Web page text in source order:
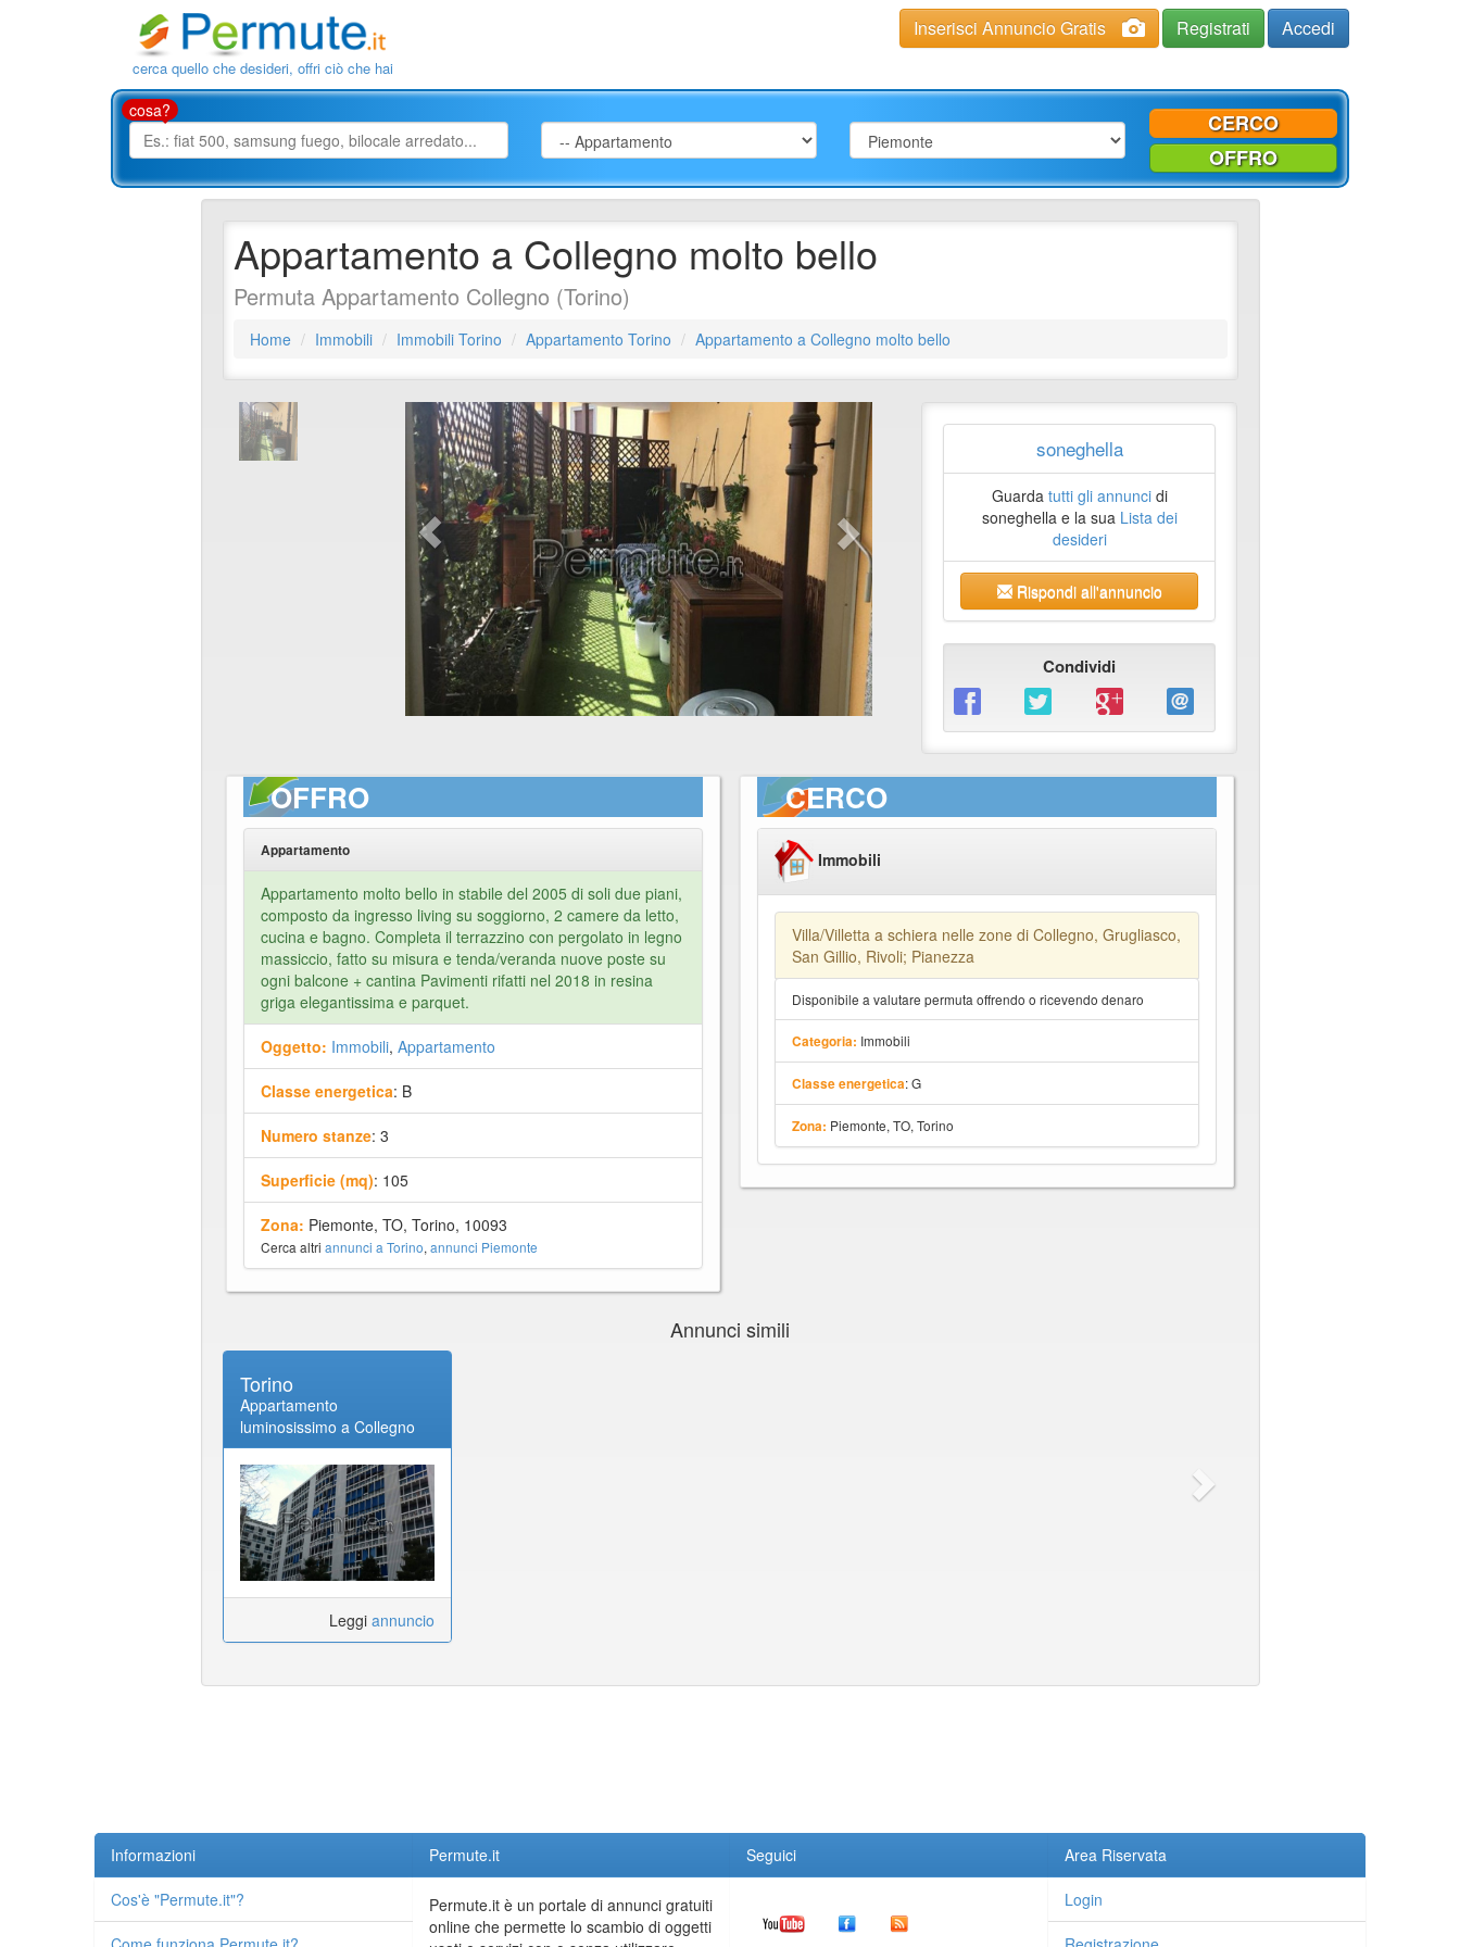
cerca quello che desideri, offri ciò che hai
Inserisci Annuncio Gratis Registrati Accedi
cosa?
CERCO
OFFRO
Appartamento a Collegno molto bello
Permuta Appartamento Collegno (Torino)
Home Immobili Immobili Torino Appartamento Torino Appartamento a Collegno molto bello
soneghella
Guarda tutti gli annuncidi
soneghella e la sua Lista dei
desideri
Rispondi all'annuncio
Condividi
OFFRO
Appartamento
Appartamento molto bello in stabile del 2005 di soli due piani,
composto da ingresso living su soggiorno, 2 camere da letto,
cucina e bagno. Completa il terrazzino con pergolato in legno
massiccio, fatto su misura e tenda/veranda nuove poste su
ogni balcone + cantina Pavimenti rifatti nel 2018 in resina
griga elegantissima e parquet.
Oggetto: Immobili, Appartamento
Classe energetica: B
Numero stanze: 3
Superficie (mq): 105
Zona: Piemonte, TO, Torino, 10093
Cerca altri annunci a Torino, annunci Piemonte
CERCO
Immobili
Villa/Villetta a schiera nelle zone di Collegno, Grugliasco,
San Gillio, Rivoli; Pianezza
Disponibile a valutare permuta offrendo o ricevendo denaro
Categoria: Immobili
Classe energetica: G
Zona: Piemonte, TO, Torino
Annunci simili
Torino
Appartamento
luminosissimo a Collegno
Leggi annuncio
Informazioni
Cos'è "Permute.it"?
Permute.it
Permute.it è un portale di annunci gratuiti
online che permette lo scambio di oggetti
Seguici Area Riservata
Login